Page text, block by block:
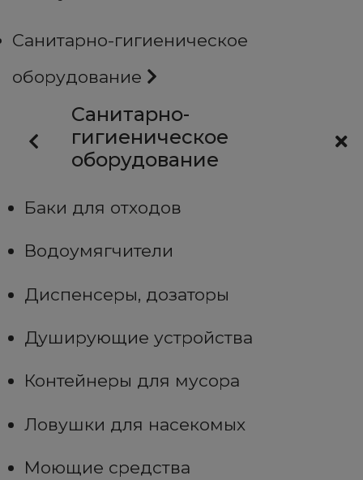
Санитарно-гигиеническое
оборудование
Санитарно-
гигиеническое
оборудование
Баки для отходов
Водоумягчители
Диспенсеры, дозаторы
Душирующие устройства
Контейнеры для мусора
Ловушки для насекомых
Моющие средства